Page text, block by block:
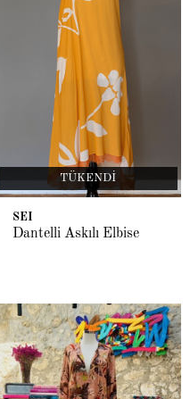
TÜKENDI
SEI
Dantelli Askılı Elbise